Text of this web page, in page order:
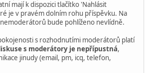
mají k dispozici tlačítko 'Nahlásit
je v pravém dolním rohu příspěvku. Na
bude pohlíženo nevlídně.
s rozhodnutími moderátorů platí
s moderátory je nepřípustná,
jinudy (email, pm, icq, telefon,